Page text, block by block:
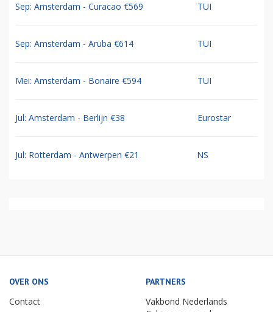
Sep: Amsterdam - Curacao €569 TUI
Sep: Amsterdam - Aruba €614 TUI
Mei: Amsterdam - Bonaire €594 TUI
Jul: Amsterdam - Berlijn €38 Eurostar
Jul: Rotterdam - Antwerpen €21 NS
OVER ONS
Contact
PARTNERS
Vakbond Nederlands